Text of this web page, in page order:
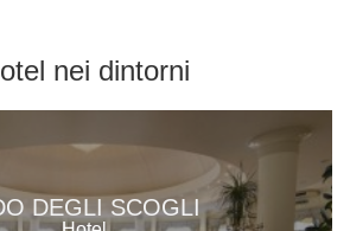
nei dintorni
DEGLI SCOGLI